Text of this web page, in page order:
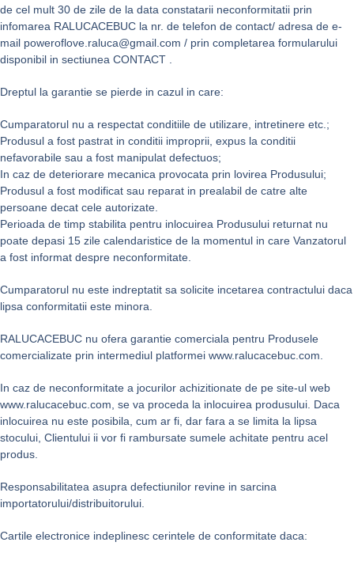
de cel mult 30 de zile de la data constatarii neconformitatii prin
infomarea RALUCACEBUC la nr. de telefon de contact/ adresa de e-
mail poweroflove.raluca@gmail.com / prin completarea formularului
disponibil in sectiunea CONTACT .
Dreptul la garantie se pierde in cazul in care:
Cumparatorul nu a respectat conditiile de utilizare, intretinere etc.;
Produsul a fost pastrat in conditii improprii, expus la conditii
nefavorabile sau a fost manipulat defectuos;
In caz de deteriorare mecanica provocata prin lovirea Produsului;
Produsul a fost modificat sau reparat in prealabil de catre alte
persoane decat cele autorizate.
Perioada de timp stabilita pentru inlocuirea Produsului returnat nu
poate depasi 15 zile calendaristice de la momentul in care Vanzatorul
a fost informat despre neconformitate.
Cumparatorul nu este indreptatit sa solicite incetarea contractului daca
lipsa conformitatii este minora.
RALUCACEBUC nu ofera garantie comerciala pentru Produsele
comercializate prin intermediul platformei www.ralucacebuc.com.
In caz de neconformitate a jocurilor achizitionate de pe site-ul web
www.ralucacebuc.com, se va proceda la inlocuirea produsului. Daca
inlocuirea nu este posibila, cum ar fi, dar fara a se limita la lipsa
stocului, Clientului ii vor fi rambursate sumele achitate pentru acel
produs.
Responsabilitatea asupra defectiunilor revine in sarcina
importatorului/distribuitorului.
Cartile electronice indeplinesc cerintele de conformitate daca: